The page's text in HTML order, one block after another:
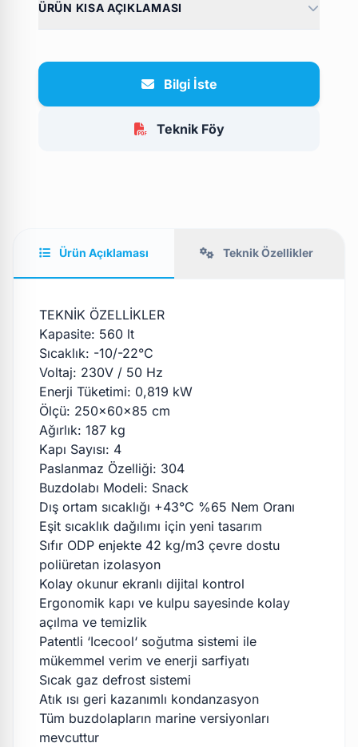
ÜRÜN KISA AÇIKLAMASI
Bilgi İste
Teknik Föy
Ürün Açıklaması Teknik Özellikler
TEKNİK ÖZELLİKLER
Kapasite: 560 lt
Sıcaklık: -10/-22°C
Voltaj: 230V / 50 Hz
Enerji Tüketimi: 0,819 kW
Ölçü: 250x60x85 cm
Ağırlık: 187 kg
Kapı Sayısı: 4
Paslanmaz Özelliği: 304
Buzdolabı Modeli: Snack
Dış ortam sıcaklığı +43°C %65 Nem Oranı
Eşit sıcaklık dağılımı için yeni tasarım
Sıfır ODP enjekte 42 kg/m3 çevre dostu
poliüretan izolasyon
Kolay okunur ekranlı dijital kontrol
Ergonomik kapı ve kulpu sayesinde kolay
açılma ve temizlik
Patentli ‘Icecool‘ soğutma sistemi ile
mükemmel verim ve enerji sarfiyatı
Sıcak gaz defrost sistemi
Atık ısı geri kazanımlı kondanzasyon
Tüm buzdolapların marine versiyonları
mevcuttur